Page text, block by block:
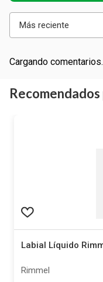
Más reciente
Cargando
Recomendados
Labial Líquido
Rimmel